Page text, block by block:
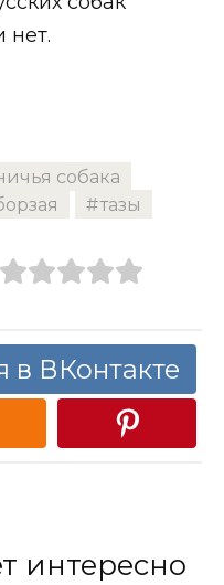
нет.
собака
тазы
в ВКонтакте
интересно